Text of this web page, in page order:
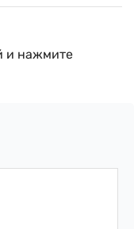
и нажмите